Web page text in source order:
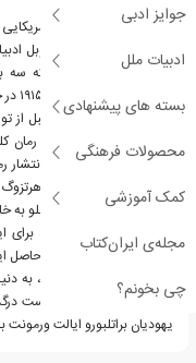
جوایز ادبی
ادبیات ملل
بسته های پیشنهادی
محصولات فرهنگی
کمک آموزشی
مجله‌ی ایران‌کتاب
چی بخونم؟
سائول بلو، نویسنده ی آمریکایی
خویش، برنده ی جایزه نوبل
تنها نویسنده ای است که سه
پدر و مادرش چند سال قبل از
بودند. او پس از خواندن
رمان های سلطان باران و
ازدواج کرد که چهار فرزند،
یهودیان براتلبورو ایالت